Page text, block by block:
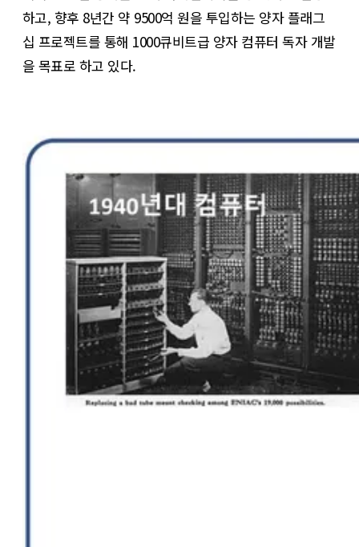
하고, 향후 8년간 약 9500억 원을 투입하는 양자 플래그
십 프로젝트를 통해 1000큐비트급 양자 컴퓨터 독자 개발
을 목표로 하고 있다.